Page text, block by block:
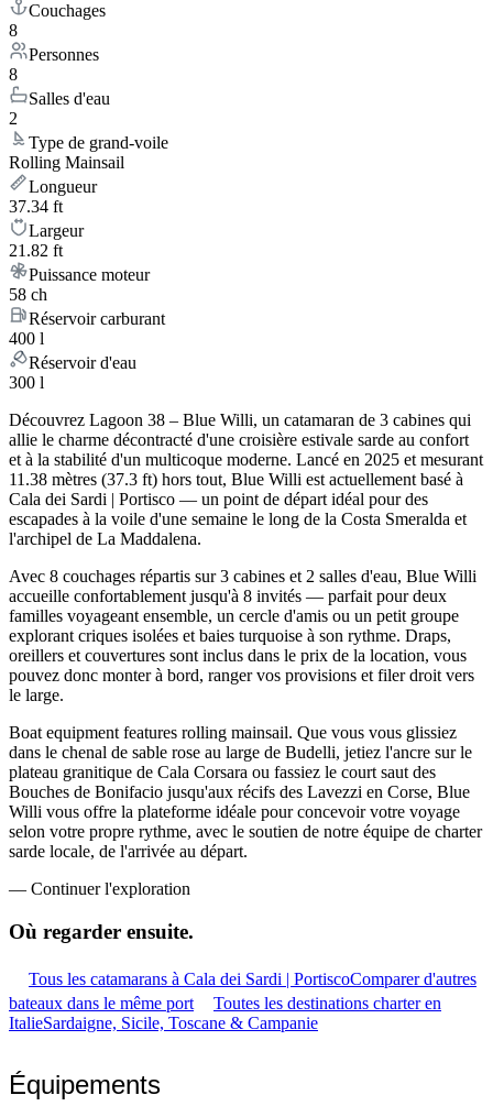
Couchages
8
Personnes
8
Salles d'eau
2
Type de grand-voile
Rolling Mainsail
Longueur
37.34 ft
Largeur
21.82 ft
Puissance moteur
58 ch
Réservoir carburant
400 l
Réservoir d'eau
300 l
Découvrez Lagoon 38 – Blue Willi, un catamaran de 3 cabines qui
allie le charme décontracté d'une croisière estivale sarde au confort
et à la stabilité d'un multicoque moderne. Lancé en 2025 et mesurant
11.38 mètres (37.3 ft) hors tout, Blue Willi est actuellement basé à
Cala dei Sardi | Portisco — un point de départ idéal pour des
escapades à la voile d'une semaine le long de la Costa Smeralda et
l'archipel de La Maddalena.
Avec 8 couchages répartis sur 3 cabines et 2 salles d'eau, Blue Willi
accueille confortablement jusqu'à 8 invités — parfait pour deux
familles voyageant ensemble, un cercle d'amis ou un petit groupe
explorant criques isolées et baies turquoise à son rythme. Draps,
oreillers et couvertures sont inclus dans le prix de la location, vous
pouvez donc monter à bord, ranger vos provisions et filer droit vers
le large.
Boat equipment features rolling mainsail. Que vous vous glissiez
dans le chenal de sable rose au large de Budelli, jetiez l'ancre sur le
plateau granitique de Cala Corsara ou fassiez le court saut des
Bouches de Bonifacio jusqu'aux récifs des Lavezzi en Corse, Blue
Willi vous offre la plateforme idéale pour concevoir votre voyage
selon votre propre rythme, avec le soutien de notre équipe de charter
sarde locale, de l'arrivée au départ.
— Continuer l'exploration
Où regarder ensuite.
Tous les catamarans à Cala dei Sardi | PortiscoComparer d'autres
bateaux dans le même port
Toutes les destinations charter en
ItalieSardaigne, Sicile, Toscane & Campanie
Équipements